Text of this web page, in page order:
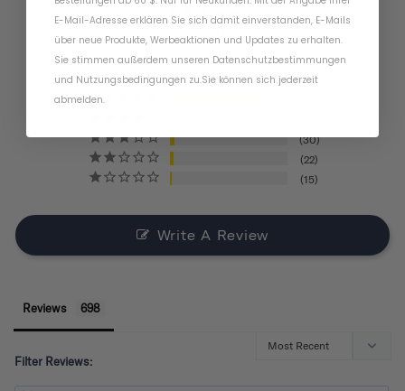
BASED ON 698 REVIEWS
30
22
15
Write A Review
Reviews
Filter Reviews:
E-Mail-Adresse erklären Sie sich damit einverstanden, E-Mails
über neue Produkte, Werbeaktionen und Updates zu erhalten.
Sie stimmen außerdem unseren Datenschutzbestimmungen
und Nutzungsbedingungen zu.Sie können sich jederzeit
abmelden.